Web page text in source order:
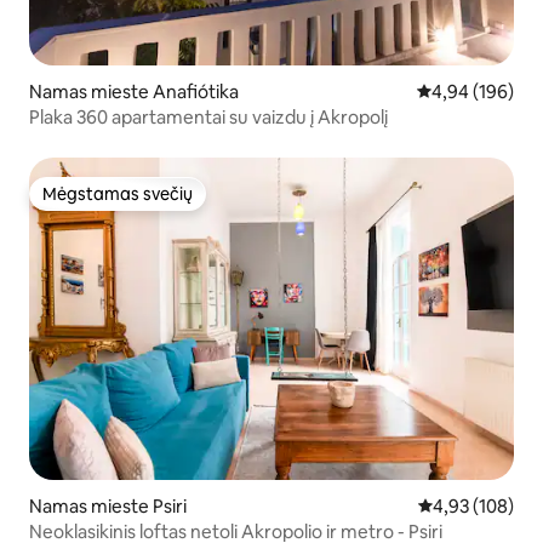
Namas mieste Anafiótika Vidutinis
4,94 (196)
Plaka 360 apartamentai su vaizdu į Akropolį
Mėgstamas svečių
Mėgstamas svečių
Namas mieste Psiri Vidutinis
4,93 (108)
Neoklasikinis loftas netoli Akropolio ir metro - Psiri